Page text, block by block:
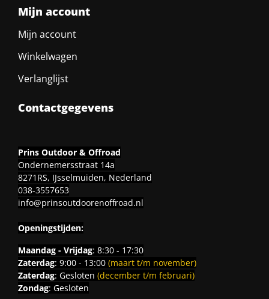
Mijn account
Mijn account
Winkelwagen
Verlanglijst
Contactgegevens
Prins Outdoor & Offroad
Ondernemersstraat 14a
8271RS, IJsselmuiden, Nederland
038-3557653
info@prinsoutdoorenoffroad.nl
Openingstijden:
Maandag - Vrijdag: 8:30 - 17:30
Zaterdag: 9:00 - 13:00 (maart t/m november)
Zaterdag: Gesloten (december t/m februari)
Zondag: Gesloten